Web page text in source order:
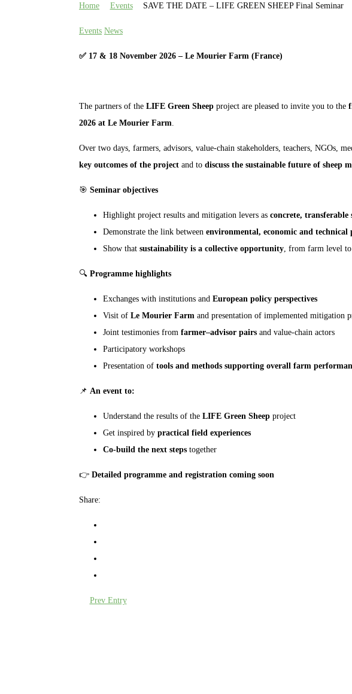
Home Events SAVE THE DATE – LIFE GREEN SHEEP Final Seminar
Events News
✅ 17 & 18 November 2026 – Le Mourier Farm (France)
The partners of the LIFE Green Sheep project are pleased to invite you to the
2026 at Le Mourier Farm
Over two days, farmers, advisors, value‑chain stakeholders, teachers, NGOs,
key outcomes of the project and to discuss the sustainable future of sheep
🎯 Seminar objectives
Highlight project results and mitigation levers as concrete,
Demonstrate the link between environmental, economic and technical
Show that sustainability is a collective opportunity , from farm level
🔍 Programme highlights
Exchanges with institutions and European policy perspectives
Visit of Le Mourier Farm and presentation of implemented mitigation
Joint testimonies from farmer–advisor pairs and value‑chain actors
Participatory workshops
Presentation of tools and methods supporting overall farm
📌 An event to:
Understand the results of the LIFE Green Sheep project
Get inspired by practical field experiences
Co‑build the next steps together
👉 Detailed programme and registration coming soon
Share:
Prev Entry